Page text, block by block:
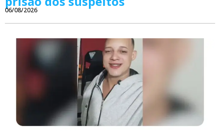
06/08/2026